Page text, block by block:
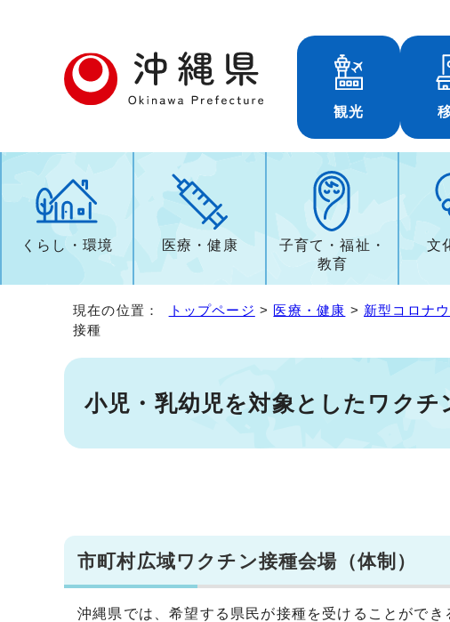
観光
くらし・環境 医療・健康
子育て・福祉・
教育
文
現在の位置： トップページ > 医療・健康 > 新型コロナ
接種
小児・乳幼児を対象としたワクチ
市町村広域ワクチン接種会場（体制）
沖縄県では、希望する県民が接種を受けることがで